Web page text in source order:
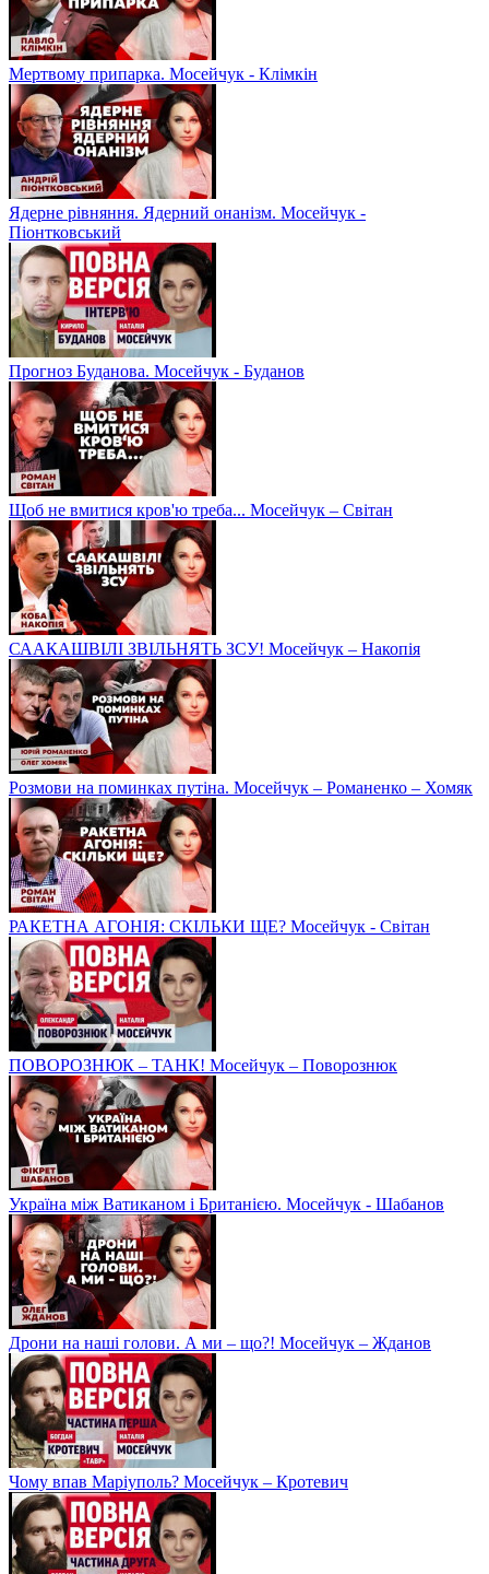
Мертвому припарка. Мосейчук - Клімкін
Ядерне рівняння. Ядерний онанізм. Мосейчук -
Піонтковський
Прогноз Буданова. Мосейчук - Буданов
Щоб не вмитися кров'ю треба... Мосейчук – Світан
СААКАШВІЛІ ЗВІЛЬНЯТЬ ЗСУ! Мосейчук – Накопія
Розмови на поминках путіна. Мосейчук – Романенко – Хомяк
РАКЕТНА АГОНІЯ: СКІЛЬКИ ЩЕ? Мосейчук - Світан
ПОВОРОЗНЮК – ТАНК! Мосейчук – Поворознюк
Україна між Ватиканом і Британією. Мосейчук - Шабанов
Дрони на наші голови. А ми – що?! Мосейчук – Жданов
Чому впав Маріуполь? Мосейчук – Кротевич